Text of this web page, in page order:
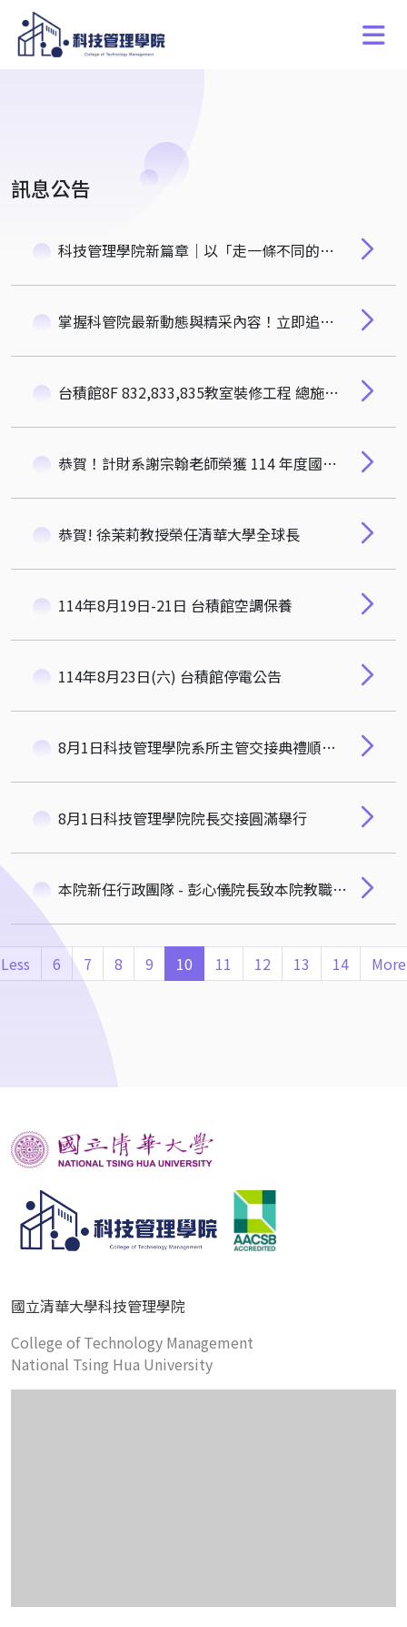
訊息公告
科技管理學院新篇章｜以「走一條不同的路」展望跨域融合與創新治理
掌握科管院最新動態與精采內容！立即追蹤我們
台積館8F 832,833,835教室裝修工程 總施工期間為114/8/25(一) ~114/11/24(一)
恭賀！計財系謝宗翰老師榮獲 114 年度國家科學及技術委員會「吳大猷先生紀念獎」
恭賀! 徐茉莉教授榮任清華大學全球長
114年8月19日-21日 台積館空調保養
114年8月23日(六) 台積館停電公告
8月1日科技管理學院系所主管交接典禮順利完成
8月1日科技管理學院院長交接圓滿舉行
本院新任行政團隊 - 彭心儀院長致本院教職員的一封信
Less 6 7 8 9 10 11 12 13 14 More
國立清華大學科技管理學院
College of Technology Management
National Tsing Hua University